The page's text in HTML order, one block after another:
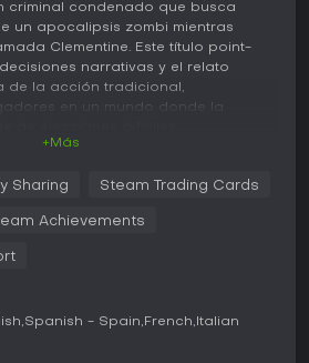
criminal condenado que busca
un apocalipsis zombi mientras
Clementine. Este título point-
narrativas y el relato
de la acción tradicional,
en un mundo donde la
la jugabilidad gira en torno a
los jugadores exploran
en la historia. Las opciones de
a lo largo de los
pulsaciones rápidas para
+Más
Sharing Steam Trading Cards
Achievements
Spanish - Spain French Italian